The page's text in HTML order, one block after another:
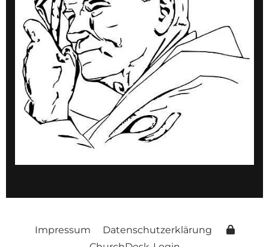
Impressum
Datenschutzerklärung